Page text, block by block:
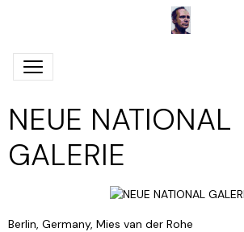
NEUE NATIONAL
GALERIE
Berlin, Germany, Mies van der Rohe